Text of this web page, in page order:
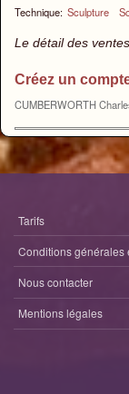
Technique: Sculpture
Le détail des
Créez un
CUMBERWORTH
Tarifs
Conditions générales
Nous contacter
Mentions légales